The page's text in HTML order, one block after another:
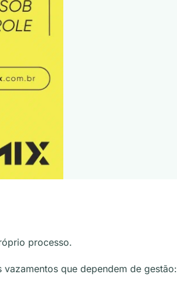
processo.
que dependem de gestão: